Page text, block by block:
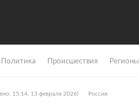
Политика Происшествия Регионы
15:14, 13 февраля 2026) Россия